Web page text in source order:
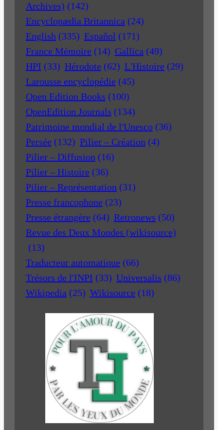
Archives) (142)
Encyclopædia Britannica (24)
English (335) Español (171)
France Mémoire (14) Gallica (49)
HPI (33) Hérodote (62) L'Histoire (29)
Larousse encyclopédie (45)
Open Edition Books (100)
OpenEdition Journals (134)
Patrimoine mondial de l'Unesco (36)
Persée (132) Pilier – Création (4)
Pilier – Diffusion (16)
Pilier – Histoire (36)
Pilier – Représentation (31)
Presse francophone (23)
Presse étrangère (64) Retronews (50)
Revue des Deux Mondes (wikisource)
(13)
Traducteur automatique (66)
Trésors de l'INPI (33) Universalis (86)
Wikipedia (25) Wikisource (18)